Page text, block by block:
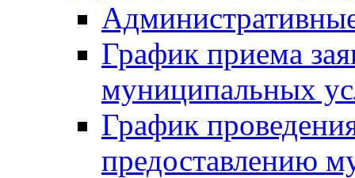
График приема
муниципальных
График
предоставлению